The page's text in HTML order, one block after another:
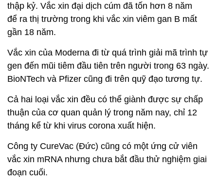
thập kỷ. Vắc xin đại dịch cúm đã tốn hơn 8 năm
để ra thị trường trong khi vắc xin viêm gan B mất
gần 18 năm.
Vắc xin của Moderna đi từ quá trình giải mã trình tự
gen đến mũi tiêm đầu tiên trên người trong 63 ngày.
BioNTech và Pfizer cũng đi trên quỹ đạo tương tự.
Cả hai loại vắc xin đều có thể giành được sự chấp
thuận của cơ quan quản lý trong năm nay, chỉ 12
tháng kể từ khi virus corona xuất hiện.
Công ty CureVac (Đức) cũng có một ứng cử viên
vắc xin mRNA nhưng chưa bắt đầu thử nghiệm giai
đoạn cuối.